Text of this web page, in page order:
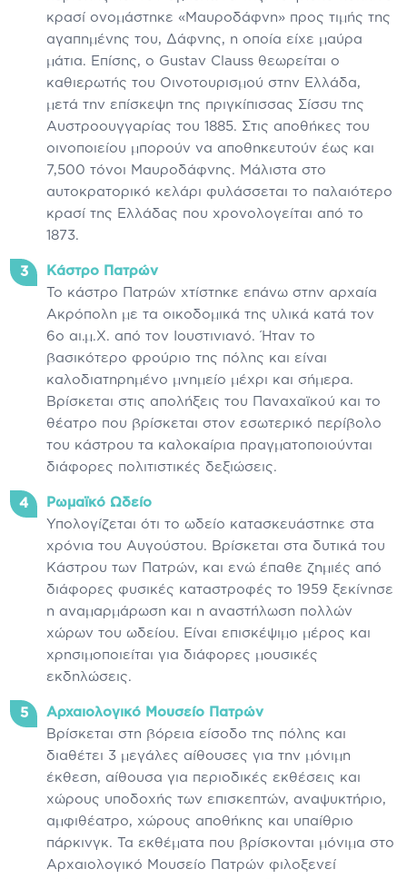
κρασί ονομάστηκε «Μαυροδάφνη» προς τιμής της
αγαπημένης του, Δάφνης, η οποία είχε μαύρα
μάτια. Επίσης, ο Gustav Clauss θεωρείται ο
καθιερωτής του Οινοτουρισμού στην Ελλάδα,
μετά την επίσκεψη της πριγκίπισσας Σίσσυ της
Αυστροουγγαρίας του 1885. Στις αποθήκες του
οινοποιείου μπορούν να αποθηκευτούν έως και
7,500 τόνοι Μαυροδάφνης. Μάλιστα στο
αυτοκρατορικό κελάρι φυλάσσεται το παλαιότερο
κρασί της Ελλάδας που χρονολογείται από το
1873.
Κάστρο Πατρών
Το κάστρο Πατρών χτίστηκε επάνω στην αρχαία
Ακρόπολη με τα οικοδομικά της υλικά κατά τον
6ο αι.μ.Χ. από τον Ιουστινιανό. Ήταν το
βασικότερο φρούριο της πόλης και είναι
καλοδιατηρημένο μνημείο μέχρι και σήμερα.
Βρίσκεται στις απολήξεις του Παναχαϊκού και το
θέατρο που βρίσκεται στον εσωτερικό περίβολο
του κάστρου τα καλοκαίρια πραγματοποιούνται
διάφορες πολιτιστικές δεξιώσεις.
Ρωμαϊκό Ωδείο
Υπολογίζεται ότι το ωδείο κατασκευάστηκε στα
χρόνια του Αυγούστου. Βρίσκεται στα δυτικά του
Κάστρου των Πατρών, και ενώ έπαθε ζημιές από
διάφορες φυσικές καταστροφές το 1959 ξεκίνησε
η αναμαρμάρωση και η αναστήλωση πολλών
χώρων του ωδείου. Είναι επισκέψιμο μέρος και
χρησιμοποιείται για διάφορες μουσικές
εκδηλώσεις.
Αρχαιολογικό Μουσείο Πατρών
Βρίσκεται στη βόρεια είσοδο της πόλης και
διαθέτει 3 μεγάλες αίθουσες για την μόνιμη
έκθεση, αίθουσα για περιοδικές εκθέσεις και
χώρους υποδοχής των επισκεπτών, αναψυκτήριο,
αμφιθέατρο, χώρους αποθήκης και υπαίθριο
πάρκινγκ. Τα εκθέματα που βρίσκονται μόνιμα στο
Αρχαιολογικό Μουσείο Πατρών φιλοξενεί